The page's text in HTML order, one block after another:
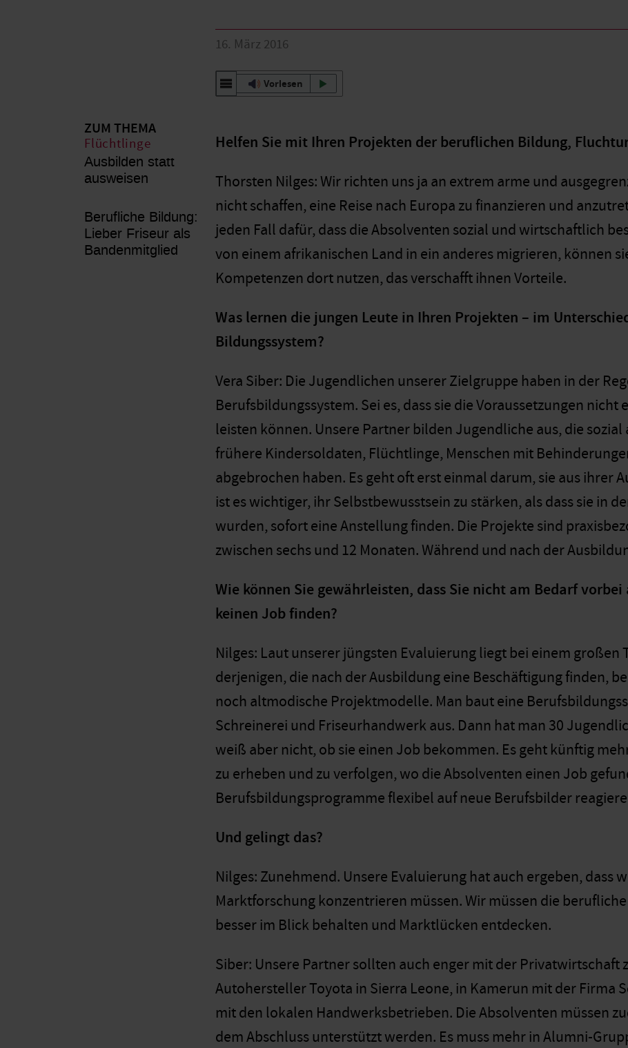
ZUM THEMA
Flüchtlinge
Ausbilden statt
ausweisen
Berufliche Bildung:
Lieber Friseur als
Bandenmitglied
16. März 2016
Vorlesen
Helfen Sie mit Ihren Projekten der beruflichen Bildung,
Thorsten Nilges: Wir richten uns ja an extrem arme und
nicht schaffen, eine Reise nach Europa zu finanzieren und
jeden Fall dafür, dass die Absolventen sozial und wirtschaftlich
von einem afrikanischen Land in ein anderes migrieren, können
Kompetenzen dort nutzen, das verschafft ihnen Vorteile.
Was lernen die jungen Leute in Ihren Projekten – im
Bildungssystem?
Vera Siber: Die Jugendlichen unserer Zielgruppe haben in der
Berufsbildungssystem. Sei es, dass sie die Voraussetzungen
leisten können. Unsere Partner bilden Jugendliche aus, die
frühere Kindersoldaten, Flüchtlinge, Menschen mit
abgebrochen haben. Es geht oft erst einmal darum, sie aus ihrer
ist es wichtiger, ihr Selbstbewusstsein zu stärken, als dass sie in
wurden, sofort eine Anstellung finden. Die Projekte sind
zwischen sechs und 12 Monaten. Während und nach der
Wie können Sie gewährleisten, dass Sie nicht am Bedarf
keinen Job finden?
Nilges: Laut unserer jüngsten Evaluierung liegt bei einem großen
derjenigen, die nach der Ausbildung eine Beschäftigung finden,
noch altmodische Projektmodelle. Man baut eine
Schreinerei und Friseurhandwerk aus. Dann hat man 30
weiß aber nicht, ob sie einen Job bekommen. Es geht künftig
zu erheben und zu verfolgen, wo die Absolventen einen Job
Berufsbildungsprogramme flexibel auf neue Berufsbilder
Und gelingt das?
Nilges: Zunehmend. Unsere Evaluierung hat auch ergeben, dass
Marktforschung konzentrieren müssen. Wir müssen die
besser im Blick behalten und Marktlücken entdecken.
Siber: Unsere Partner sollten auch enger mit der Privatwirtschaft
Autohersteller Toyota in Sierra Leone, in Kamerun mit der Firma
mit den lokalen Handwerksbetrieben. Die Absolventen müssen
dem Abschluss unterstützt werden. Es muss mehr in Alumni-